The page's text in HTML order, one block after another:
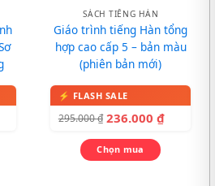
SÁCH TIẾNG HÀN
Giáo trình tiếng Hàn tổng
hợp cao cấp 5 – bản màu
(phiên bản mới)
295.000₫ 236.000 ₫
Chọn mua